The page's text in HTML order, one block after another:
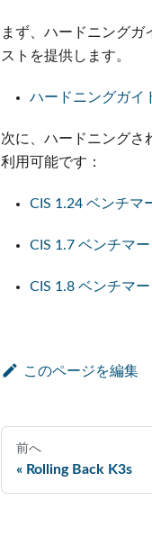
まず、ハードニングガ
ストを提供します。
ハードニングガイ
次に、ハードニングさ
利用可能です：
CIS 1.24 ベンチマ
CIS 1.7 ベンチマ
CIS 1.8 ベンチマ
このページを編集
前へ
Rolling Back K3s